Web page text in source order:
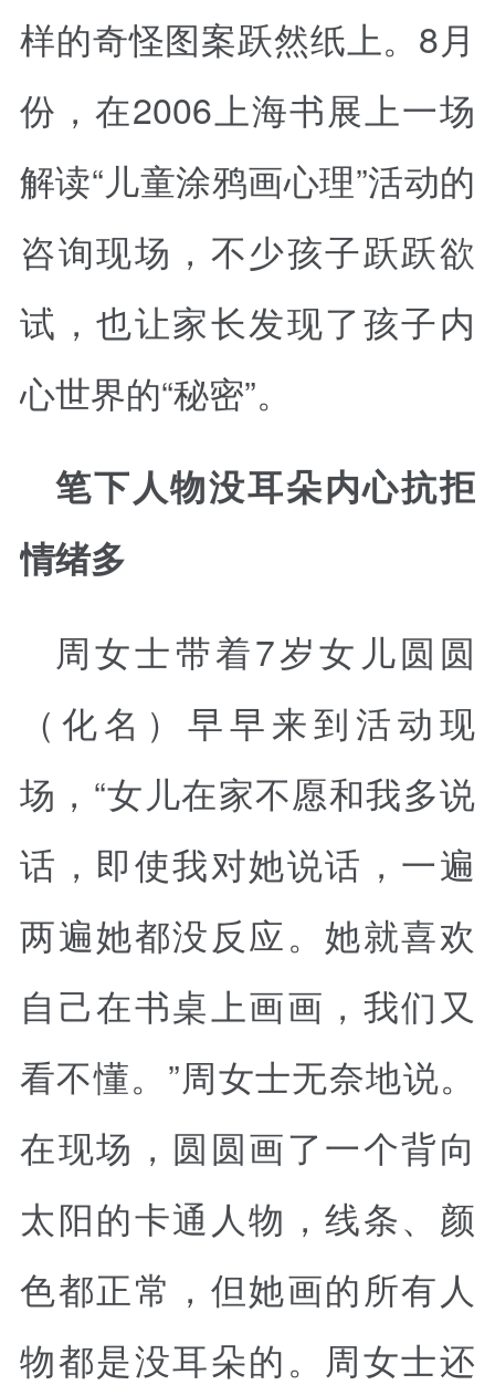
样的奇怪图案跃然纸上。8月
份，在2006上海书展上一场
解读“儿童涂鸦画心理”活动的
咨询现场，不少孩子跃跃欲
试，也让家长发现了孩子内
心世界的“秘密”。
笔下人物没耳朵内心抗拒
情绪多
周女士带着7岁女儿圆圆
（化名）早早来到活动现
场，“女儿在家不愿和我多说
话，即使我对她说话，一遍
两遍她都没反应。她就喜欢
自己在书桌上画画，我们又
看不懂。”周女士无奈地说。
在现场，圆圆画了一个背向
太阳的卡通人物，线条、颜
色都正常，但她画的所有人
物都是没耳朵的。周女士还